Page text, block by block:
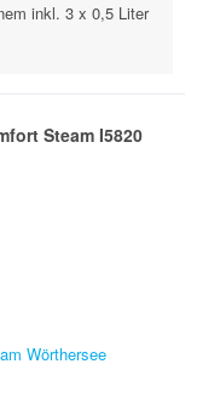
inkl. 3 x 0,5 Liter
Steam I5820
Wörthersee